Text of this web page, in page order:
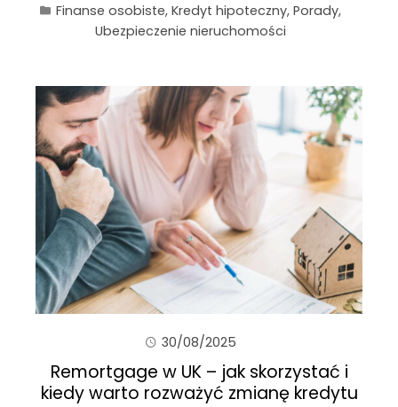
Finanse osobiste, Kredyt hipoteczny, Porady,
Ubezpieczenie nieruchomości
30/08/2025
Remortgage w UK – jak skorzystać i
kiedy warto rozważyć zmianę kredytu